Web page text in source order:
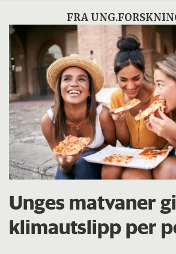
FRA
Unges matvaner
klimautslipp per